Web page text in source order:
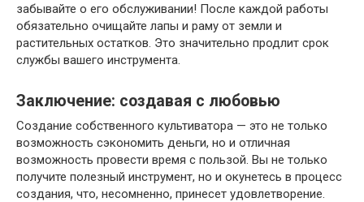
забывайте о его обслуживании! После каждой работы
обязательно очищайте лапы и раму от земли и
растительных остатков. Это значительно продлит срок
службы вашего инструмента.
Заключение: создавая с любовью
Создание собственного культиватора — это не только
возможность сэкономить деньги, но и отличная
возможность провести время с пользой. Вы не только
получите полезный инструмент, но и окунетесь в процесс
создания, что, несомненно, принесет удовлетворение.